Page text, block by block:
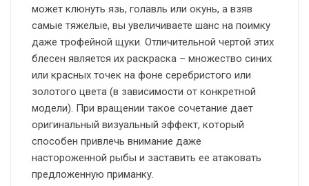
может клюнуть язь, голавль или окунь, а взяв
самые тяжелые, вы увеличиваете шанс на поимку
даже трофейной щуки. Отличительной чертой этих
блесен является их раскраска – множество синих
или красных точек на фоне серебристого или
золотого цвета (в зависимости от конкретной
модели). При вращении такое сочетание дает
оригинальный визуальный эффект, который
способен привлечь внимание даже
настороженной рыбы и заставить ее атаковать
предложенную приманку.